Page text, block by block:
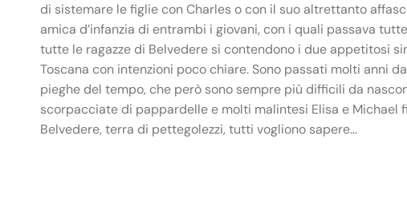
di sistemare le figlie con Charles o con il suo altrettanto
amica d’infanzia di entrambi i giovani, con i quali passava
tutte le ragazze di Belvedere si contendono i due appetitosi
Toscana con intenzioni poco chiare. Sono passati molti anni
pieghe del tempo, che però sono sempre più difficili da
scorpacciate di pappardelle e molti malintesi Elisa e
Belvedere, terra di pettegolezzi, tutti vogliono sapere…